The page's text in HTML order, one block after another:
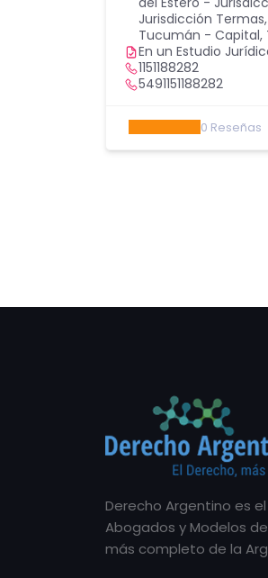
Jurisdicción Termas,
Tucumán - Capital,
En un Estudio
1151188282
5491151188282
0 Reseñas
Derecho Argentino es
Abogados y Modelos
más completo de la